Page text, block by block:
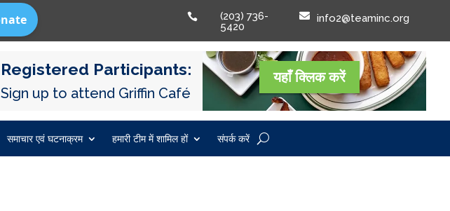

(203) 736-
5420
 info2@teaminc.org
Registered Participants:
Sign up to attend Griffin Café
यहाँ क्लिक करें
समाचार एवं घटनाक्रम हमारी टीम में शामिल हों संपर्क करें